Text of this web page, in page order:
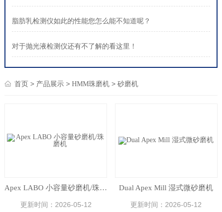
脂肪乳检测仪如此的性能您怎么能不知道呢？
对于抛光液检测仪还有不了解的看这里！
首页> 产品展示> HMM珠磨机> 砂磨机
Apex LABO 小容量砂磨机/珠磨机
更新时间： 2026-05-12
Dual Apex Mill 湿式微砂磨机
更新时间： 2026-05-12